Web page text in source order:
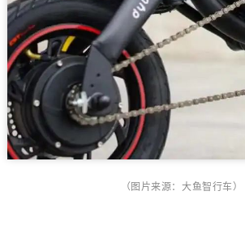
（图片来源：大鱼智行车）